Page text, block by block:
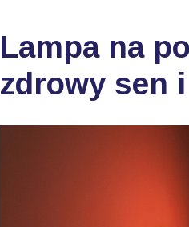
Lampa na
zdrowy sen